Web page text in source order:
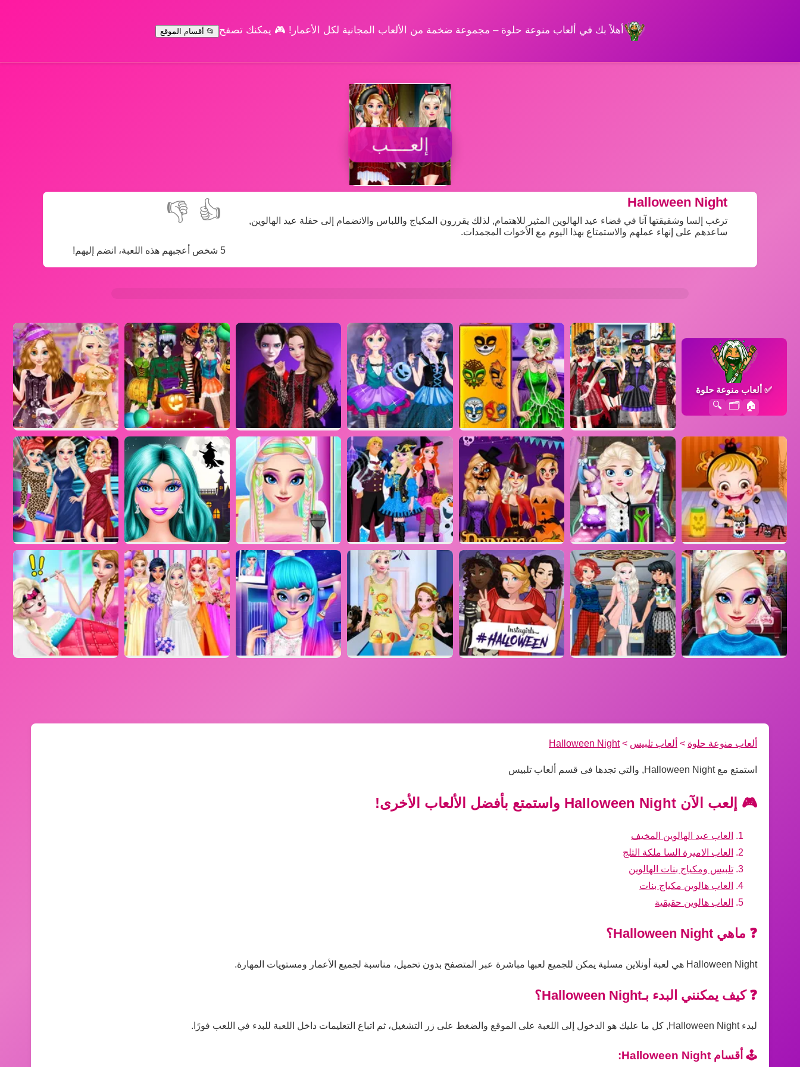
أهلاً بك في ألعاب منوعة حلوة – مجموعة ضخمة من الألعاب المجانية لكل الأعمار! 🎮 يمكنك تصفح 📂 أقسام الموقع
إلعــــب
👍
👎
5 شخص أعجبهم هذه اللعبة، انضم إليهم!
Halloween Night
ترغب إلسا وشقيقتها آنا في قضاء عيد الهالوين المثير للاهتمام, لذلك يقررون المكياج واللباس والانضمام إلى حفلة عيد الهالوين,
ساعدهم على إنهاء عملهم والاستمتاع بهذا اليوم مع الأخوات المجمدات.
✅ألعاب منوعة حلوة
🏠
🗂️
🔍
ألعاب منوعة حلوة > ألعاب تلبيس >
Halloween Night
استمتع مع Halloween Night, والتي تجدها فى قسم ألعاب تلبيس
🎮 إلعب الآن Halloween Night واستمتع بأفضل الألعاب الأخرى!
العاب عيد الهالوين المخيف
العاب الاميرة السا ملكة الثلج
تلبيس ومكياج بنات الهالوين
العاب هالوين مكياج بنات
العاب هالوين حقيقية
❓ ماهي Halloween Night؟
Halloween Night هي لعبة أونلاين مسلية يمكن للجميع لعبها مباشرة عبر المتصفح بدون تحميل، مناسبة لجميع الأعمار ومستويات المهارة.
❓ كيف يمكنني البدء بـHalloween Night؟
لبدء Halloween Night, كل ما عليك هو الدخول إلى اللعبة على الموقع والضغط على زر التشغيل، ثم اتباع التعليمات داخل اللعبة للبدء في اللعب فورًا.
🕹️ أقسام Halloween Night: